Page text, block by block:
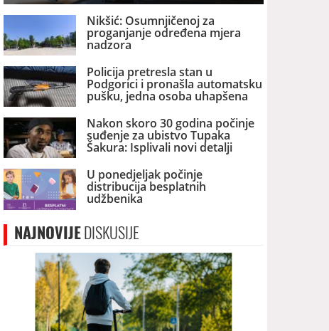
Nikšić: Osumnjičenoj za
proganjanje određena mjera
nadzora
Policija pretresla stan u
Podgorici i pronašla automatsku
pušku, jedna osoba uhapšena
Nakon skoro 30 godina počinje
suđenje za ubistvo Tupaka
Šakura: Isplivali novi detalji
U ponedjeljak počinje
distribucija besplatnih
udžbenika
NAJNOVIJEDISKUSIJE